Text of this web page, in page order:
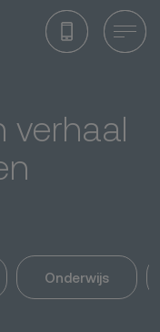
verhaal
Onderwijs